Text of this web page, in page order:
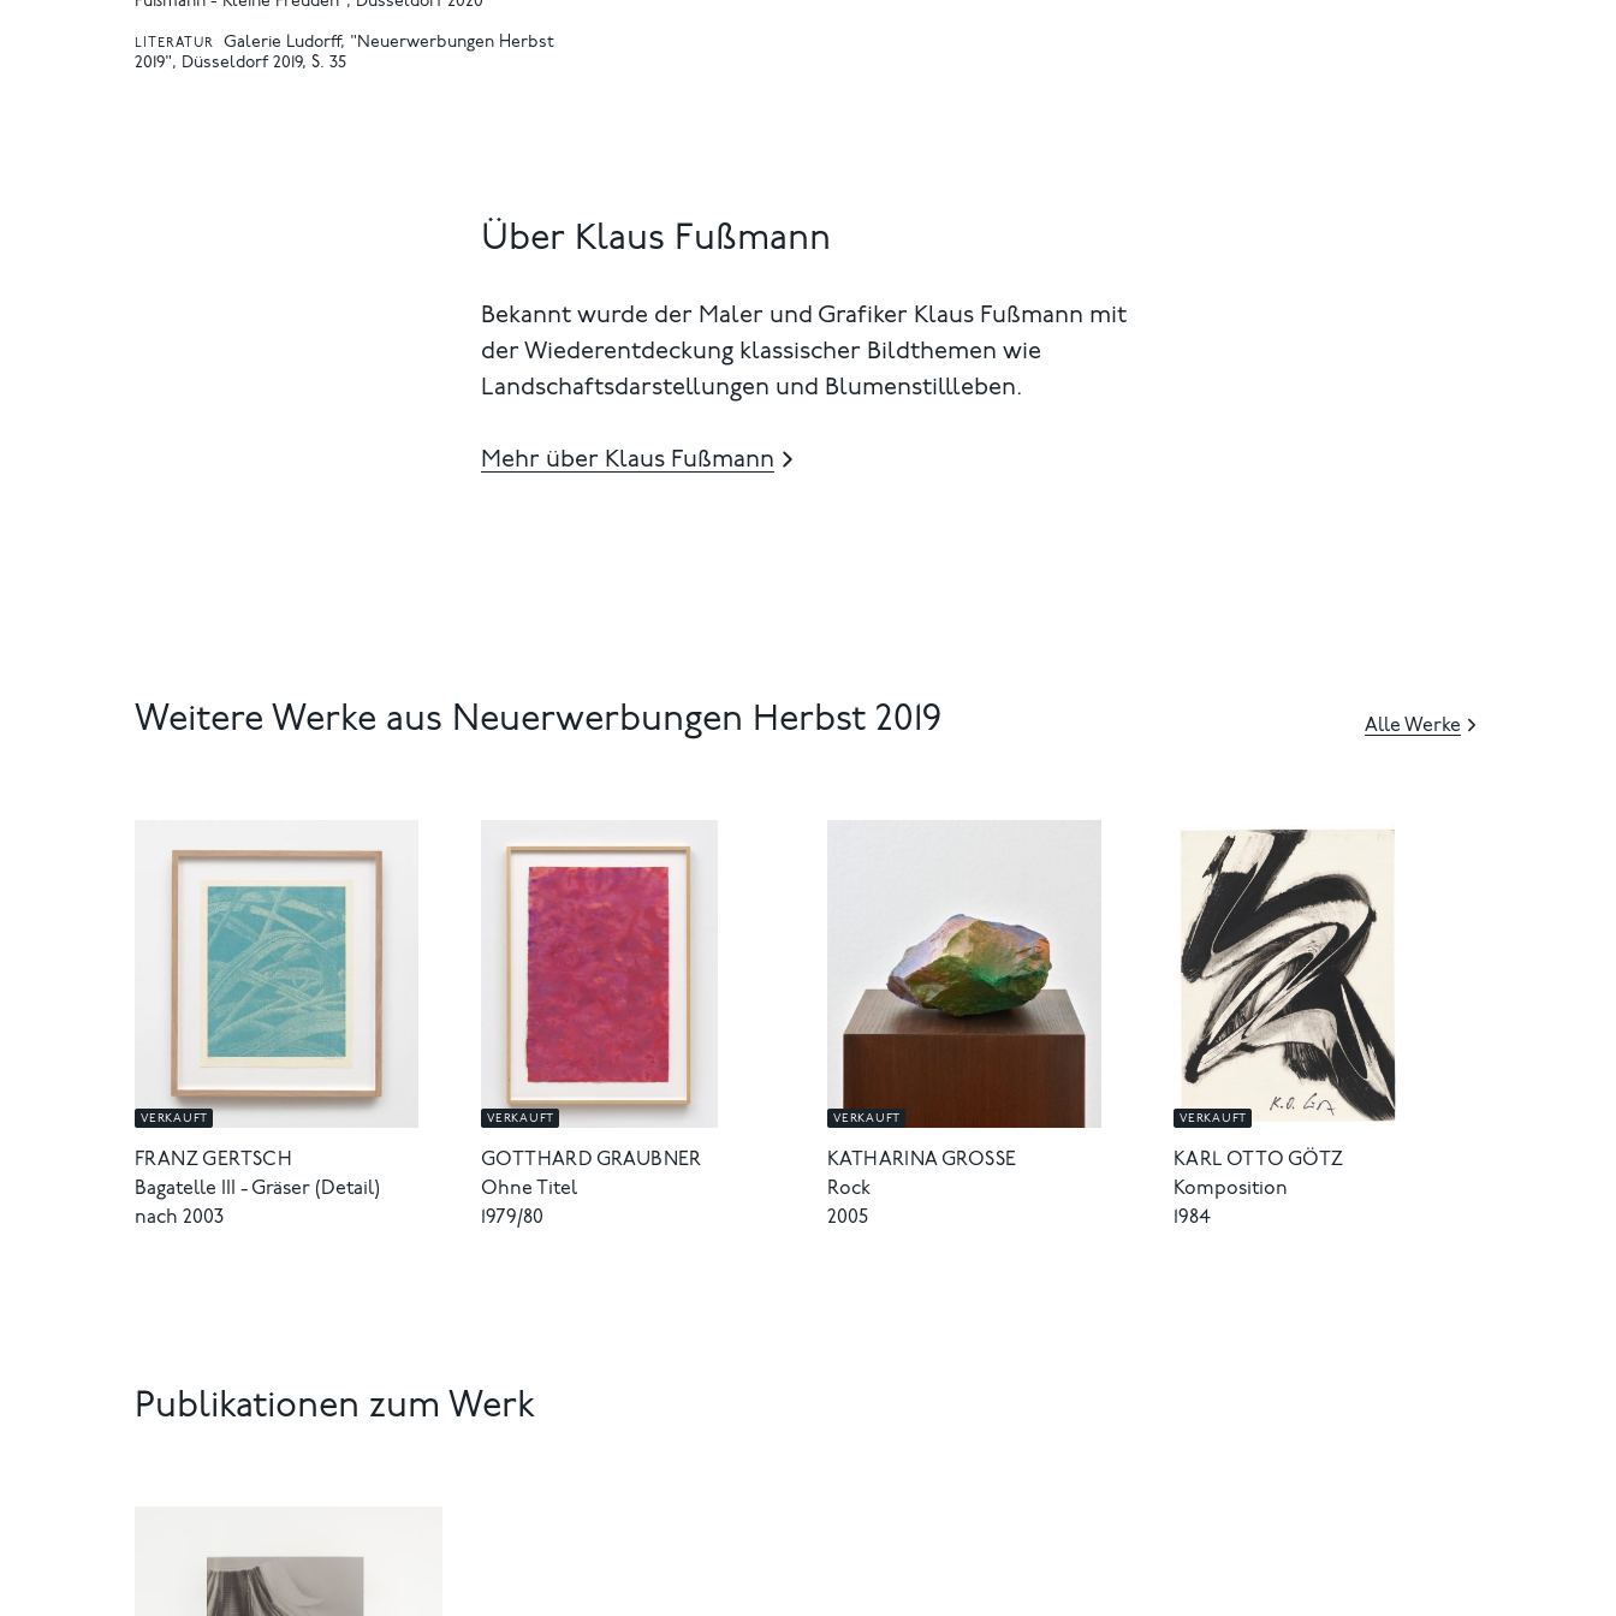
LITERATUR
Galerie Ludorff, "Neuerwerbungen Herbst
2019", Düsseldorf 2019, S. 35
Über Klaus Fußmann
Bekannt wurde der Maler und Grafiker Klaus Fußmann mit
der Wiederentdeckung klassischer Bildthemen wie
Landschaftsdarstellungen und Blumenstillleben.
Mehr über Klaus Fußmann
Weitere Werke aus Neuerwerbungen Herbst 2019 Alle Werke
VERKAUFT
FRANZ GERTSCH
Bagatelle III - Gräser (Detail)
nach 2003
VERKAUFT
GOTTHARD GRAUBNER
Ohne Titel
1979/80
VERKAUFT
KATHARINA GROSSE
Rock
2005
VERKAUFT
KARL OTTO GÖTZ
Komposition
1984
Publikationen zum Werk